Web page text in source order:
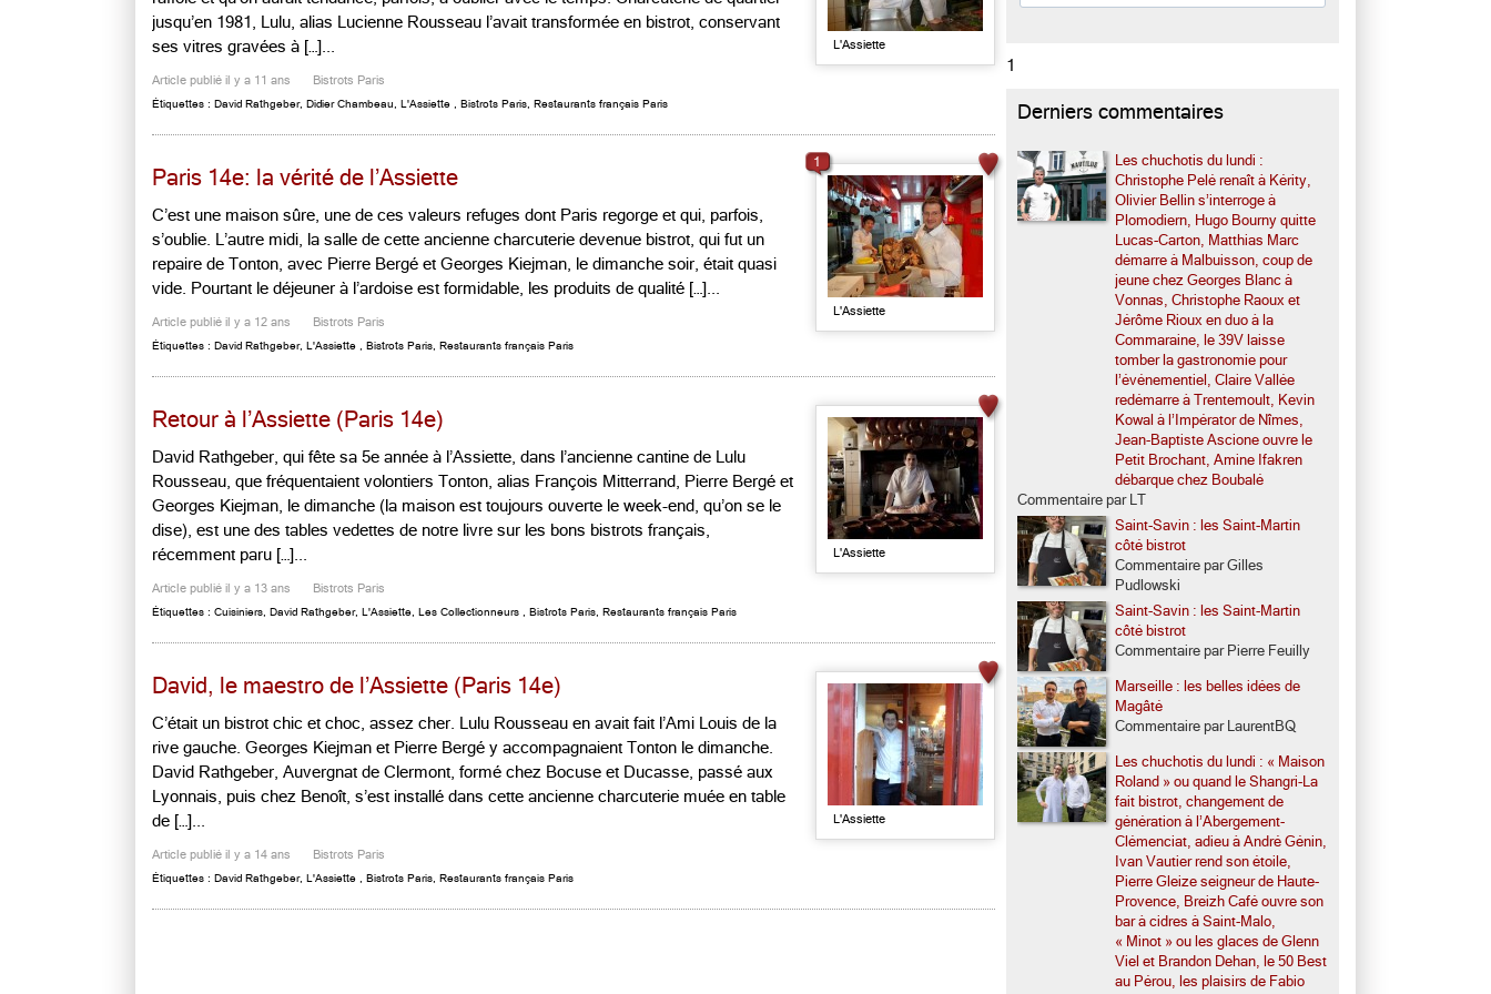
jusqu’en 1981, Lulu, alias Lucienne Rousseau l’avait transformée en bistrot, conservant
ses vitres gravées à […]...
Article publié il y a 11 ans Bistrots Paris
Étiquettes : David Rathgeber, Didier Chambeau L'Assiette Bistrots Paris Restaurants français Paris
L'Assiette
Paris 14e: la vérité de l’Assiette
C’est une maison sûre, une de ces valeurs refuges dont Paris regorge et qui, parfois,
s’oublie. L’autre midi, la salle de cette ancienne charcuterie devenue bistrot, qui fut un
repaire de Tonton, avec Pierre Bergé et Georges Kiejman, le dimanche soir, était quasi
vide. Pourtant le déjeuner à l’ardoise est formidable, les produits de qualité […]...
Article publié il y a 12 ans Bistrots Paris
Étiquettes : David Rathgeber, L'Assiette Bistrots Paris Restaurants français Paris
L'Assiette
1
Retour à l’Assiette (Paris 14e)
David Rathgeber, qui fête sa 5e année à l’Assiette, dans l’ancienne cantine de Lulu
Rousseau, que fréquentaient volontiers Tonton, alias François Mitterrand, Pierre Bergé et
Georges Kiejman, le dimanche (la maison est toujours ouverte le week-end, qu’on se le
dise), est une des tables vedettes de notre livre sur les bons bistrots français,
récemment paru […]...
Article publié il y a 13 ans Bistrots Paris
Étiquettes : Cuisiniers David Rathgeber, L'Assiette Les Collectionneurs Bistrots Paris Restaurants français Paris
L'Assiette
David, le maestro de l’Assiette (Paris 14e)
C’était un bistrot chic et choc, assez cher. Lulu Rousseau en avait fait l’Ami Louis de la
rive gauche. Georges Kiejman et Pierre Bergé y accompagnaient Tonton le dimanche.
David Rathgeber, Auvergnat de Clermont, formé chez Bocuse et Ducasse, passé aux
Lyonnais, puis chez Benoît, s’est installé dans cette ancienne charcuterie muée en table
de […]...
Article publié il y a 14 ans Bistrots Paris
Étiquettes : David Rathgeber, L'Assiette Bistrots Paris Restaurants français Paris
L'Assiette
1
Derniers commentaires
Les chuchotis du lundi :
Christophe Pelé renaît à Kérity,
Olivier Bellin s’interroge à
Plomodiern, Hugo Bourny quitte
Lucas-Carton, Matthias Marc
démarre à Malbuisson, coup de
jeune chez Georges Blanc à
Vonnas, Christophe Raoux et
Jérôme Rioux en duo à la
Commaraine, le 39V laisse
tomber la gastronomie pour
l’événementiel, Claire Vallée
redémarre à Trentemoult, Kevin
Kowal à l’Impérator de Nîmes,
Jean-Baptiste Ascione ouvre le
Petit Brochant, Amine Ifakren
débarque chez Boubalé
Commentaire par LT
Saint-Savin : les Saint-Martin
côté bistrot
Commentaire par Gilles
Pudlowski
Saint-Savin : les Saint-Martin
côté bistrot
Commentaire par Pierre Feuilly
Marseille : les belles idées de
Magâté
Commentaire par LaurentBQ
Les chuchotis du lundi : « Maison
Roland » ou quand le Shangri-La
fait bistrot, changement de
génération à l’Abergement-
Clémenciat, adieu à André Génin,
Ivan Vautier rend son étoile,
Pierre Gleize seigneur de Haute-
Provence, Breizh Café ouvre son
bar à cidres à Saint-Malo,
« Minot » ou les glaces de Glenn
Viel et Brandon Dehan, le 50 Best
au Pérou, les plaisirs de Fabio